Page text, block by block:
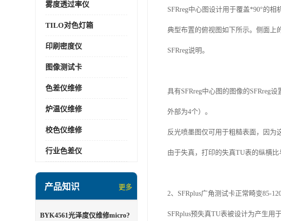
雾度透过率仪
TILO对色灯箱
印刷密度仪
图像测试卡
色差仪维修
炉温仪维修
校色仪维修
行业色差仪
产品知识 更多
BYK4561光泽度仪维修micro?
SFRreg中心图设计用于覆盖*90°的相
典型布置的俯视图如下所示。侧面上
SFRreg说明。
具有SFRreg中心图的图像的SFRreg设
外部为4个）。
反光喷墨图仅可用于粗糙表面，因为
由于失真，打印的失真TU表的纵横比
2、 SFRplus广角测试卡正常畸变85-
SFRplus预失真TU表被设计为产生用